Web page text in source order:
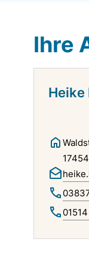
Ihre
Heike